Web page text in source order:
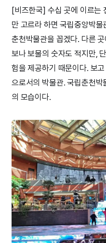
[비즈한국] 수십 곳에 이르는
만 고르라 하면 국립중앙박
춘천박물관을 꼽겠다. 다른
보나 보물의 숫자도 적지만,
험을 제공하기 때문이다. 보
으로서의 박물관. 국립춘천
의 모습이다.